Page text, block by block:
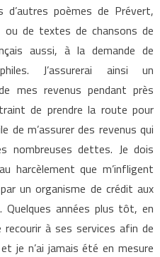
d’autres poèmes de Prévert,
ou de textes de chansons de
aussi, à la demande de
J’assurerai ainsi un
mes revenus pendant près
de prendre la route pour
de m’assurer des revenus qui
nombreuses dettes. Je dois
harcèlement que m’infligent
un organisme de crédit aux
Quelques années plus tôt, en
recourir à ses services afin de
je n’ai jamais été en mesure